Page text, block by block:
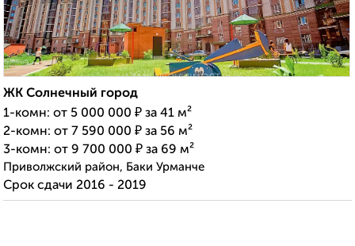
ЖК Солнечный город
1-комн: от 5 000 000 ₽ за 41 м²
2-комн: от 7 590 000 ₽ за 56 м²
3-комн: от 9 700 000 ₽ за 69 м²
Приволжский район, Баки Урманче
Cрок сдачи 2016 - 2019